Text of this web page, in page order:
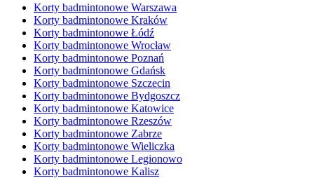
Korty badmintonowe Warszawa
Korty badmintonowe Kraków
Korty badmintonowe Łódź
Korty badmintonowe Wrocław
Korty badmintonowe Poznań
Korty badmintonowe Gdańsk
Korty badmintonowe Szczecin
Korty badmintonowe Bydgoszcz
Korty badmintonowe Katowice
Korty badmintonowe Rzeszów
Korty badmintonowe Zabrze
Korty badmintonowe Wieliczka
Korty badmintonowe Legionowo
Korty badmintonowe Kalisz